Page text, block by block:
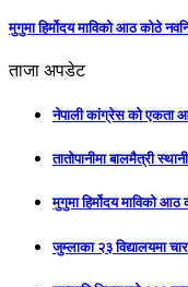
मुगुमा हिर्मोदय माविको आठ कोठे
ताजा अपडेट
नेपाली कांग्रेस को एकता
तातोपानीमा बालमैत्री
मुगुमा हिर्मोदय माविको
जुम्लाका २३ विद्यालयमा